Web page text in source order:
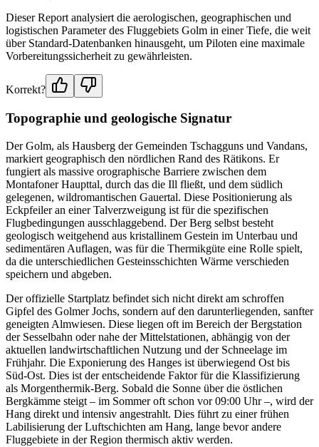
Dieser Report analysiert die aerologischen, geographischen und
logistischen Parameter des Fluggebiets Golm in einer Tiefe, die weit
über Standard-Datenbanken hinausgeht, um Piloten eine maximale
Vorbereitungssicherheit zu gewährleisten.
Korrekt?
Topographie und geologische Signatur
Der Golm, als Hausberg der Gemeinden Tschagguns und Vandans,
markiert geographisch den nördlichen Rand des Rätikons. Er
fungiert als massive orographische Barriere zwischen dem
Montafoner Haupttal, durch das die Ill fließt, und dem südlich
gelegenen, wildromantischen Gauertal. Diese Positionierung als
Eckpfeiler an einer Talverzweigung ist für die spezifischen
Flugbedingungen ausschlaggebend. Der Berg selbst besteht
geologisch weitgehend aus kristallinem Gestein im Unterbau und
sedimentären Auflagen, was für die Thermikgüte eine Rolle spielt,
da die unterschiedlichen Gesteinsschichten Wärme verschieden
speichern und abgeben.
Der offizielle Startplatz befindet sich nicht direkt am schroffen
Gipfel des Golmer Jochs, sondern auf den darunterliegenden, sanfter
geneigten Almwiesen. Diese liegen oft im Bereich der Bergstation
der Sesselbahn oder nahe der Mittelstationen, abhängig von der
aktuellen landwirtschaftlichen Nutzung und der Schneelage im
Frühjahr. Die Exponierung des Hanges ist überwiegend Ost bis
Süd-Ost. Dies ist der entscheidende Faktor für die Klassifizierung
als Morgenthermik-Berg. Sobald die Sonne über die östlichen
Bergkämme steigt – im Sommer oft schon vor 09:00 Uhr –, wird der
Hang direkt und intensiv angestrahlt. Dies führt zu einer frühen
Labilisierung der Luftschichten am Hang, lange bevor andere
Fluggebiete in der Region thermisch aktiv werden.